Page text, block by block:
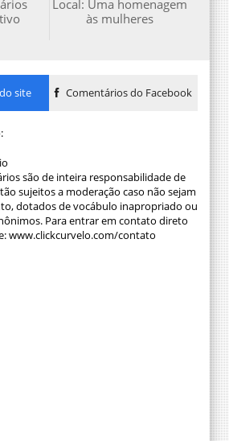
Local: Uma homenagem
às mulheres
site Comentários do Facebook
são de inteira responsabilidade de
sujeitos a moderação caso não sejam
dotados de vocábulo inapropriado ou
Para entrar em contato direto
www.clickcurvelo.com/contato